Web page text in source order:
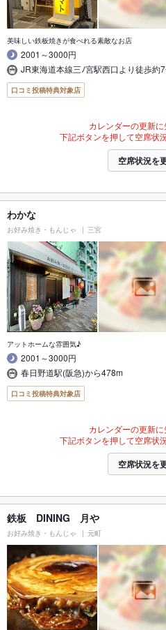
美味しい鉄板焼きが食べれる素敵なお店
2001～3000円
JR東海道本線三ﾉ宮駅西口より徒歩約
口コミ投稿特典対象店
カレンダーの更新に
下記ボタンを押して空席状
空席状況を
わかな
お好み焼き・もんじゃ 三宮
アットホームな雰囲気♪
2001～3000円
春日野道駅(阪急)から478m
口コミ投稿特典対象店
カレンダーの更新に
下記ボタンを押して空席状
空席状況を
鉄板 DINING 月や
お好み焼き・もんじゃ 元町